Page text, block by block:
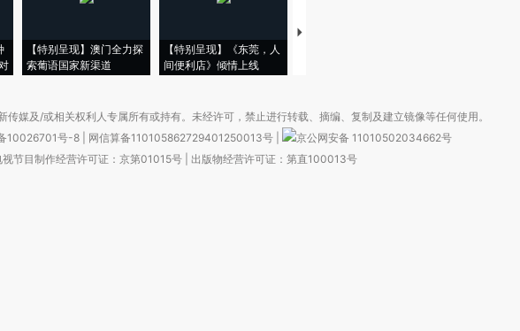
【特别呈现】澳门全力探
索葡语国家新渠道
【特别呈现】《东莞，人
间便利店》倾情上线
【推广】走进第四届链博
传媒及/或相关权利人专属所有或持有。未经许可，禁止进行转载、摘编、复制及建立镜像等任何使用。
10026701号-8 网信算备110105862729401250013号
京公网安备 11010502034662号
视节目制作经营许可证：京第01015号| 出版物经营许可证：第直100013号